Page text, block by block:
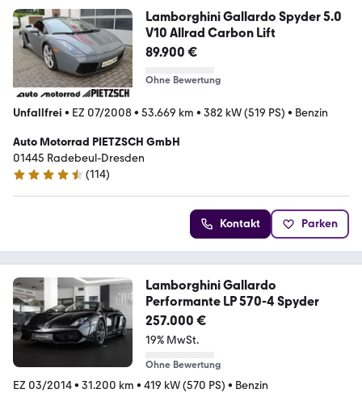
Lamborghini Gallardo Spyder 5.0
V10 Allrad Carbon Lift
89.900 €
Ohne Bewertung
Unfallfrei • EZ 07/2008• 53.669 km • 382 kW (519 PS) • Benzin
Auto Motorrad PIETZSCH GmbH
01445 Radebeul-Dresden
4.5 Sterne
(114)
Kontakt Parken
Lamborghini Gallardo
Performante LP 570-4 Spyder
257.000 €
19% MwSt.
Ohne Bewertung
EZ 03/2014• 31.200 km • 419 kW (570 PS) • Benzin